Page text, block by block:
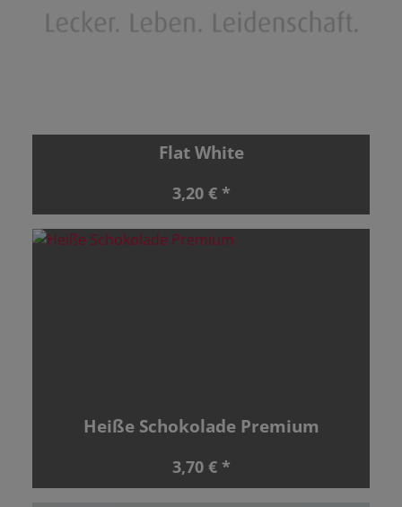
Flat White
3,20 € *
Heiße Schokolade Premium
3,70 € *